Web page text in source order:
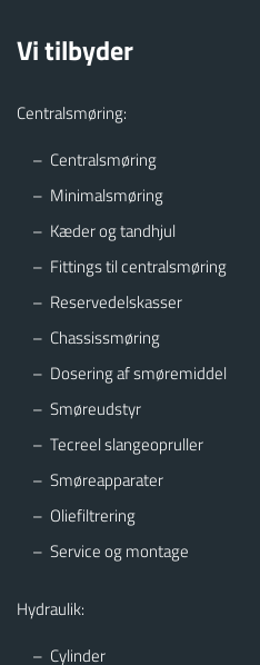
Vi tilbyder
Centralsmøring:
Centralsmøring
Minimalsmøring
Kæder og tandhjul
Fittings til centralsmøring
Reservedelskasser
Chassissmøring
Dosering af smøremiddel
Smøreudstyr
Tecreel slangeopruller
Smøreapparater
Oliefiltrering
Service og montage
Hydraulik:
Cylinder